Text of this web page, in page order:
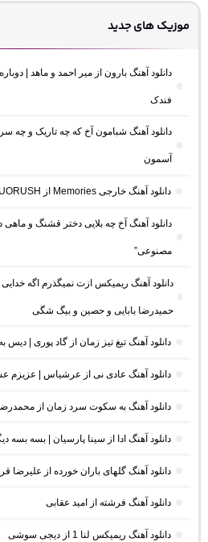
موزیک های جدید
دانلود آهنگ بارون از میر احمد و ماهد |
فندک
دانلود آهنگ شبامون آخ که چه تاریک و چه
آسمون
دانلود آهنگ خارجی Memories از DUORUSH “هوش مصنوعی ترند اینستا”
دانلود آهنگ آخ چه بلایی دختر قشنگ و
مصنوعی”
دانلود آهنگ ریمیکس ازت نمیگذرم اگه خدایی
حمیدرضا بابایی و حصین و بیگ شگی
دانلود آهنگ تیغ تیز زمان از گاد پوری | دیس
دانلود آهنگ عادی نی از عرشیاس | عزیزم
دانلود آهنگ به سکوت سرد زمان از
دانلود آهنگ ادا از سینا پارسیان | بسه بسه
دانلود آهنگ گلهای باران خورده از علیرضا
دانلود آهنگ فرشته از امید عقابی
دانلود آهنگ ریمیکس لنا 1 از دیجی سوشی